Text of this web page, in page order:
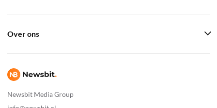
Newsbit Media Group
Over ons